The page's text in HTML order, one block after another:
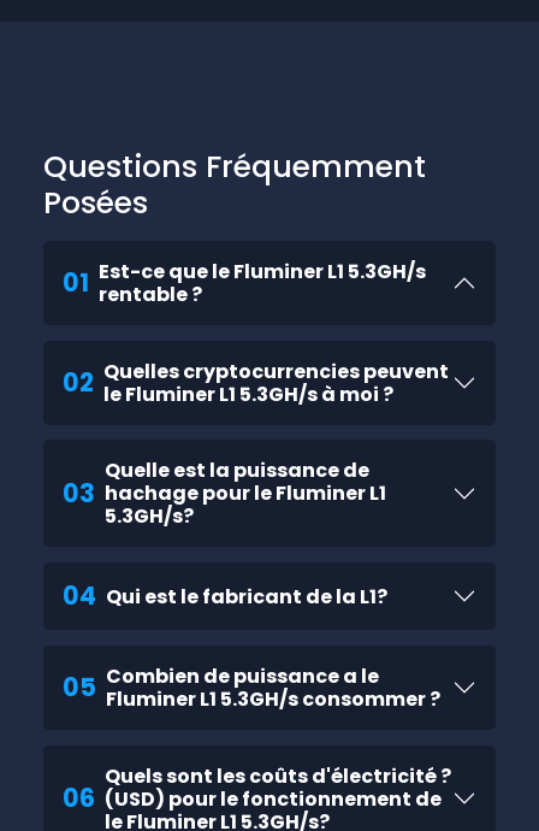
Questions Fréquemment
Posées
01 Est-ce que le Fluminer L1 5.3GH/s
rentable ?
02 Quelles cryptocurrencies peuvent
le Fluminer L1 5.3GH/s à moi ?
03
Quelle est la puissance de
hachage pour le Fluminer L1
5.3GH/s?
04 Qui est le fabricant de la L1?
05 Combien de puissance a le
Fluminer L1 5.3GH/s consommer ?
06
Quels sont les coûts d'électricité ?
(USD) pour le fonctionnement de
le Fluminer L1 5.3GH/s?